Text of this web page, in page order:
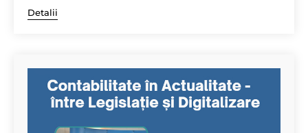
Detalii